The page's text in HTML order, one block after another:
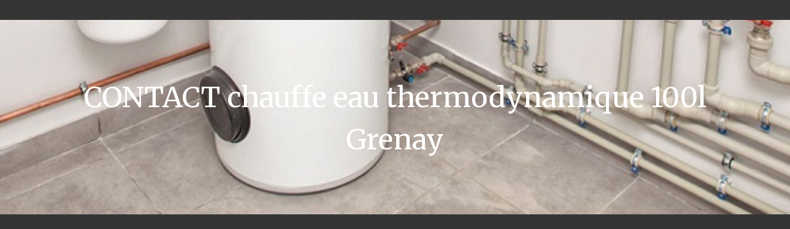
CONTACT chauffe eau thermodynamique 100l
Grenay